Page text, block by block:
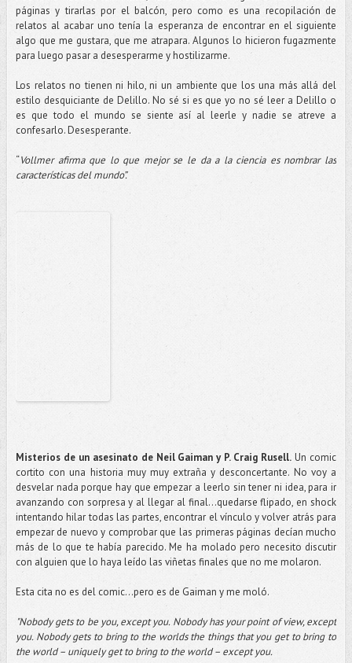
páginas y tirarlas por el balcón, pero como es una recopilación de
relatos al acabar uno tenía la esperanza de encontrar en el siguiente
algo que me gustara, que me atrapara. Algunos lo hicieron fugazmente
para luego pasar a desesperarme y hostilizarme.
Los relatos no tienen ni hilo, ni un ambiente que los una más allá del
estilo desquiciante de Delillo. No sé si es que yo no sé leer a Delillo o
es que todo el mundo se siente así al leerle y nadie se atreve a
confesarlo. Desesperante.
“Vollmer afirma que lo que mejor se le da a la ciencia es nombrar las
características del mundo”.
Misterios de un asesinato de Neil Gaiman y P. Craig Rusell. Un comic
cortito con una historia muy muy extraña y desconcertante. No voy a
desvelar nada porque hay que empezar a leerlo sin tener ni idea, para ir
avanzando con sorpresa y al llegar al final…quedarse flipado, en shock
intentando hilar todas las partes, encontrar el vínculo y volver atrás para
empezar de nuevo y comprobar que las primeras páginas decían mucho
más de lo que te había parecido. Me ha molado pero necesito discutir
con alguien que lo haya leído las viñetas finales que no me molaron.
Esta cita no es del comic...pero es de Gaiman y me moló.
"Nobody gets to be you, except you. Nobody has your point of view, except
you. Nobody gets to bring to the worlds the things that you get to bring to
the world – uniquely get to bring to the world – except you.